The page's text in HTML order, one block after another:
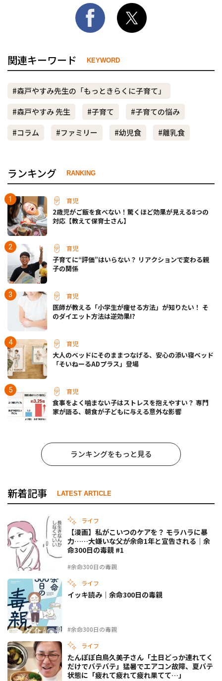
関連キーワード KEYWORD
#森戸やすみ先生の「もっときらくに子育て」
#森戸やすみ 先生
#子育て
#子育ての悩み
#コラム
#ファミリー #幼児食 #離乳食
ランキング RANKING
育児
2歳児がご飯を食べない！驚くほど効果が見える8つの
対応【教えて保育士さん】
育児
子育てに“評価”はいらない？ リアクションで変わる親
子の関係
育児
医師が教える「小学生が痩せる方法」が知りたい！ そ
のダイエット方法は逆効果!?
育児
大人のベッドにそのままつなげる、安心の添い寝ベッド
「そいねーるADプラス」登場
育児
食事をよく噛まない子はストレスを抱えやすい？ 専門
家が語る、朝食が子どもに与える意外な影響
ランキングをもっと見る
新着記事 LATEST ARTICLE
ライフ
#余命300日の毒親
【漫画】私がこいつのケアを？ モラハラに暴
力……大嫌いな父が余命1年と宣告される｜余
命300日の毒親 #1
ライフ
#余命300日の毒親
イッキ読み｜余命300日の毒親
ライフ
たんぽぽ白鳥久美子さん「土日どっか連れてく
だけでバテバテ」猛暑でエアコン故障、夏バテ
状態に「疲れて疲れて疲れ果てて…」